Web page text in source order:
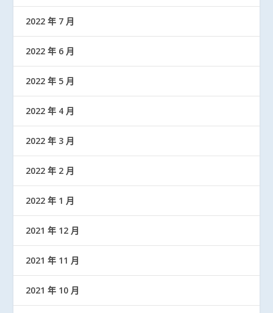
2022 年 7 月
2022 年 6 月
2022 年 5 月
2022 年 4 月
2022 年 3 月
2022 年 2 月
2022 年 1 月
2021 年 12 月
2021 年 11 月
2021 年 10 月